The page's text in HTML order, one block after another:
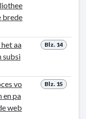
brede
Blz. 14
aa
subsi
Blz. 15
vo
en pa
web